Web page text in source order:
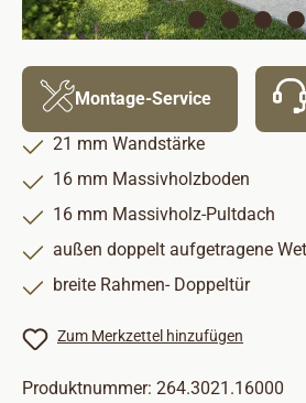
Montage-Service
21 mm Wandstärke
16 mm Massivholzboden
16 mm Massivholz-Pultdach
außen doppelt aufgetragene
breite Rahmen- Doppeltür
Zum Merkzettel hinzufügen
Produktnummer: 264.3021.16000